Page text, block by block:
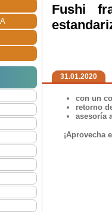
Fushi
31.01.2020
con un
retorno
asesoría
¡Aprovecha